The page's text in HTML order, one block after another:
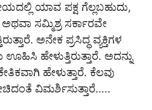
ಯಾವ ಪಕ್ಷ ಗೆಲ್ಲಬಹುದು,
ಸಮ್ಮಿಶ್ರ ಸರ್ಕಾರವೇ
ಅನೇಕ ಪ್ರಸಿದ್ಧ ವ್ಯಕ್ತಿಗಳ
ಹೇಳುತ್ತಿರುತ್ತಾರೆ. ಅದನ್ನು
ಹೇಳುತ್ತಾರೆ. ಕೆಲವು
ವಿಮರ್ಶಿಸುತ್ತಾರೆ…..